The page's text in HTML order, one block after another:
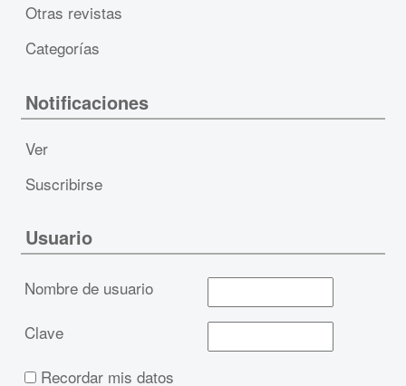
Otras revistas
Categorías
Notificaciones
Ver
Suscribirse
Usuario
Nombre de usuario
Clave
Recordar mis datos